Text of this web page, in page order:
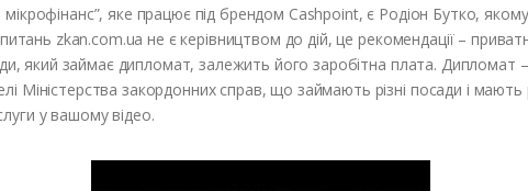
яке працює під брендом Cashpoint, є Родіон Бутко,
питань zkan.com.ua не є керівництвом до дій, це рекомендації –
який займає дипломат, залежить його заробітна плата. Дипломат
Міністерства закордонних справ, що займають різні посади і мають
у вашому відео.